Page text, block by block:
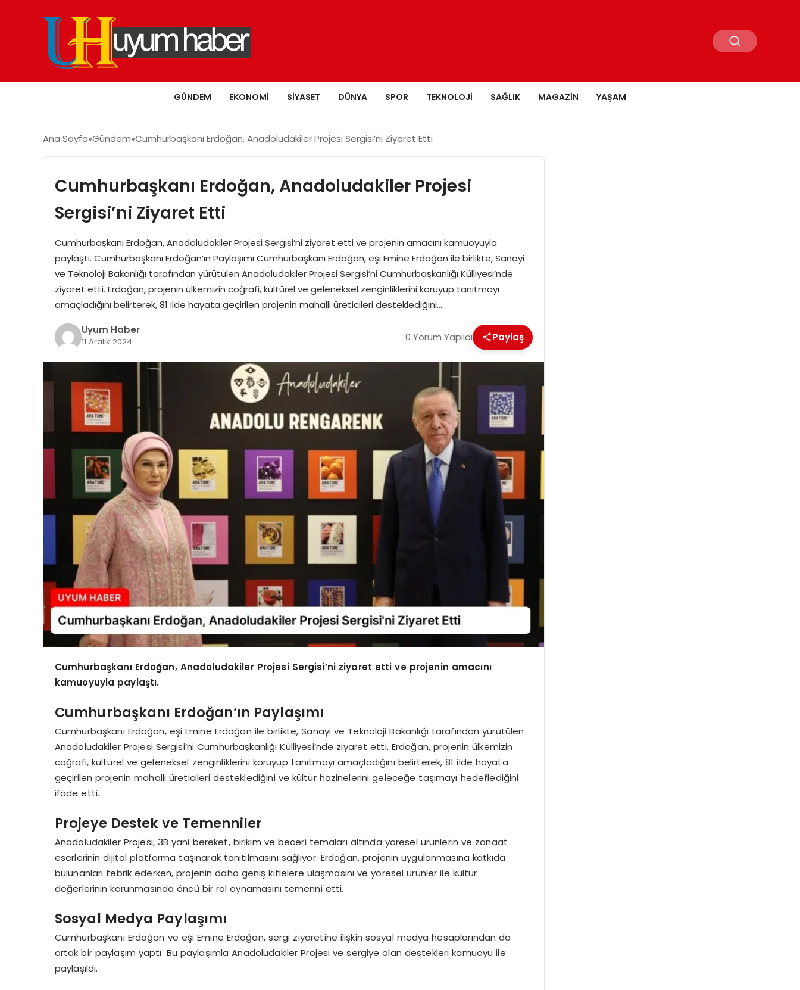
GÜNDEM EKONOMI SIYASET DÜNYA SPOR TEKNOLOJI SAĞLIK MAGAZIN YAŞAM
Ana Sayfa Gündem Cumhurbaşkanı Erdoğan, Anadoludakiler Projesi Sergisi’ni Ziyaret Etti
Cumhurbaşkanı Erdoğan, Anadoludakiler Projesi
Sergisi’ni Ziyaret Etti
Cumhurbaşkanı Erdoğan, Anadoludakiler Projesi Sergisi’ni ziyaret etti ve projenin amacını kamuoyuyla
paylaştı. Cumhurbaşkanı Erdoğan’ın Paylaşımı Cumhurbaşkanı Erdoğan, eşi Emine Erdoğan ile birlikte, Sanayi
ve Teknoloji Bakanlığı tarafından yürütülen Anadoludakiler Projesi Sergisi’ni Cumhurbaşkanlığı Külliyesi’nde
ziyaret etti. Erdoğan, projenin ülkemizin coğrafi, kültürel ve geleneksel zenginliklerini koruyup tanıtmayı
amaçladığını belirterek, 81 ilde hayata geçirilen projenin mahalli üreticileri desteklediğini…
Uyum Haber
11 Aralık 2024 0 Yorum Yapıldı Paylaş
Cumhurbaşkanı Erdoğan, Anadoludakiler Projesi Sergisi’ni ziyaret etti ve projenin amacını
kamuoyuyla paylaştı.
Cumhurbaşkanı Erdoğan’ın Paylaşımı
Cumhurbaşkanı Erdoğan, eşi Emine Erdoğan ile birlikte, Sanayi ve Teknoloji Bakanlığı tarafından yürütülen
Anadoludakiler Projesi Sergisi’ni Cumhurbaşkanlığı Külliyesi’nde ziyaret etti. Erdoğan, projenin ülkemizin
coğrafi, kültürel ve geleneksel zenginliklerini koruyup tanıtmayı amaçladığını belirterek, 81 ilde hayata
geçirilen projenin mahalli üreticileri desteklediğini ve kültür hazinelerini geleceğe taşımayı hedeflediğini
ifade etti.
Projeye Destek ve Temenniler
Anadoludakiler Projesi, 3B yani bereket, birikim ve beceri temaları altında yöresel ürünlerin ve zanaat
eserlerinin dijital platforma taşınarak tanıtılmasını sağlıyor. Erdoğan, projenin uygulanmasına katkıda
bulunanları tebrik ederken, projenin daha geniş kitlelere ulaşmasını ve yöresel ürünler ile kültür
değerlerinin korunmasında öncü bir rol oynamasını temenni etti.
Sosyal Medya Paylaşımı
Cumhurbaşkanı Erdoğan ve eşi Emine Erdoğan, sergi ziyaretine ilişkin sosyal medya hesaplarından da
ortak bir paylaşım yaptı. Bu paylaşımla Anadoludakiler Projesi ve sergiye olan destekleri kamuoyu ile
paylaşıldı.